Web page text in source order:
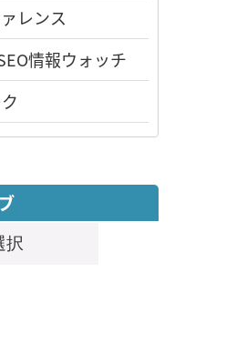
レンス
情報ウォッチ